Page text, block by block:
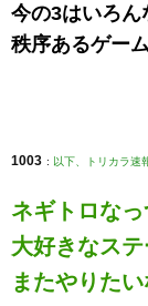
今の3はいろん
秩序あるゲー
1003 : 以下、トリカラ速
ネギトロなっ
大好きなス
またやりた